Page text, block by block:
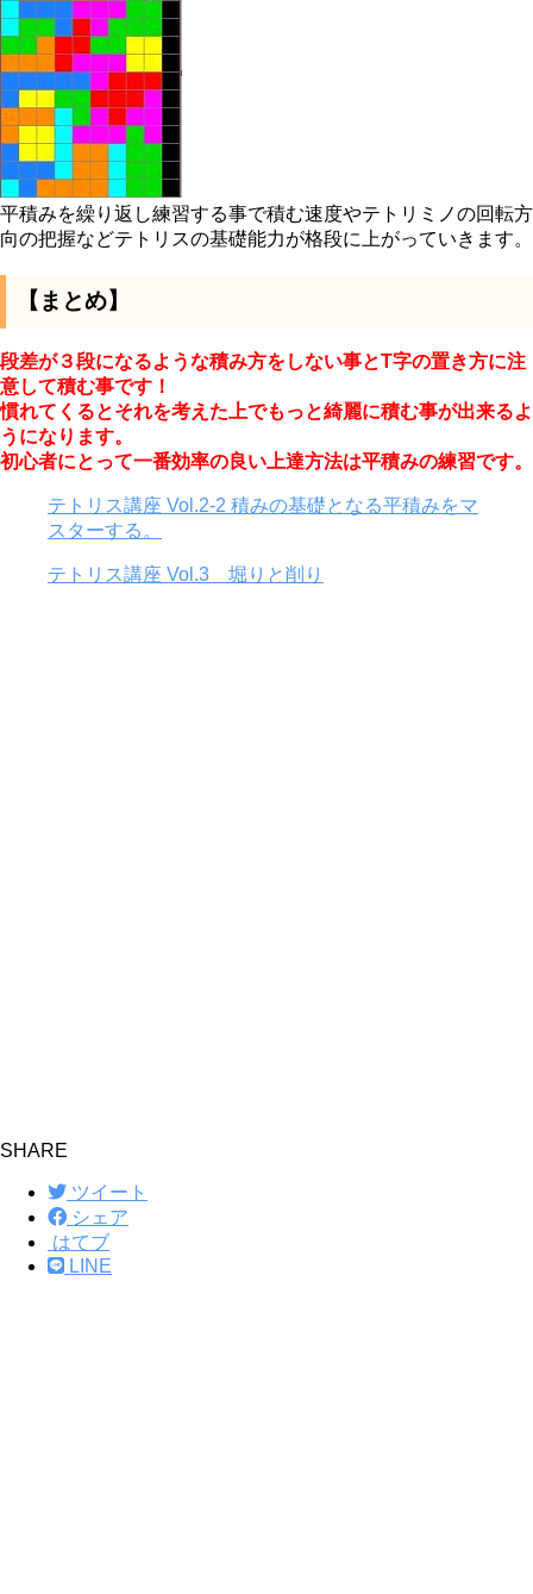
平積みを繰り返し練習する事で積む速度やテトリミノの回転方
向の把握などテトリスの基礎能力が格段に上がっていきます。
【まとめ】
段差が３段になるような積み方をしない事とT字の置き方に注
意して積む事です！
慣れてくるとそれを考えた上でもっと綺麗に積む事が出来るよ
うになります。
初心者にとって一番効率の良い上達方法は平積みの練習です。
テトリス講座 Vol.2-2 積みの基礎となる平積みをマ
スターする。
テトリス講座 Vol.3 堀りと削り
SHARE
ツイート
シェア
はてブ
LINE